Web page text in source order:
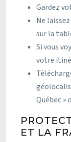
Gardez
Ne
sur la
Si vous
votre
Québec »
ET LA